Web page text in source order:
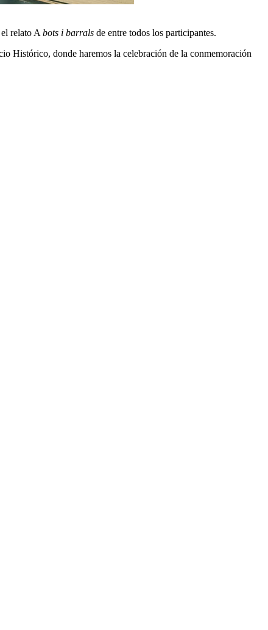
relato A bots i barrals de entre todos los participantes.
Histórico, donde haremos la celebración de la conmemoración